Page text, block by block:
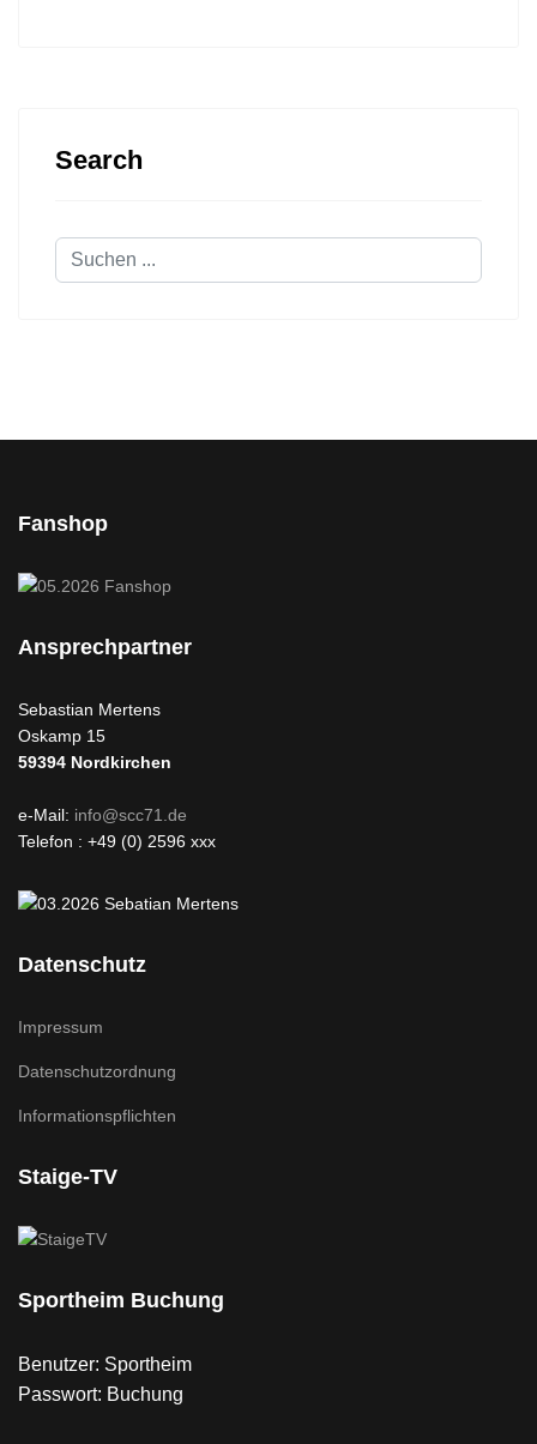
Search
Suchen
Fanshop
Ansprechpartner
Sebastian Mertens
Oskamp 15
59394 Nordkirchen
e-Mail: info@scc71.de
Telefon : +49 (0) 2596 xxx
Datenschutz
Impressum
Datenschutzordnung
Informationspflichten
Staige-TV
Sportheim Buchung
Benutzer: Sportheim
Passwort: Buchung